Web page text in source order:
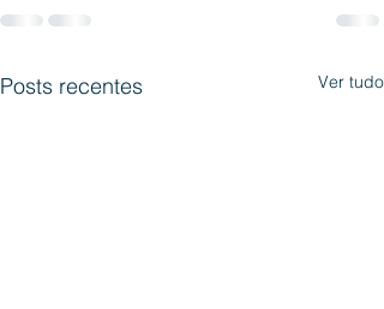
Posts recentes Ver tudo